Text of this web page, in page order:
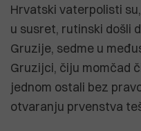
Hrvatski vaterpolisti
u susret, rutinski došli
Gruzije, sedme u
Gruzijci, čiju momčad
jednom ostali bez
otvaranju prvenstva